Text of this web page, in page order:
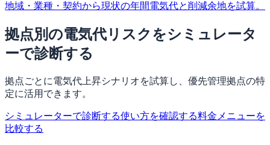
地域・業種・契約から現状の年間電気代と削減余地を試算。
拠点別の電気代リスクをシミュレータ
ーで診断する
拠点ごとに電気代上昇シナリオを試算し、優先管理拠点の特
定に活用できます。
シミュレーターで診断する使い方を確認する料金メニューを
比較する